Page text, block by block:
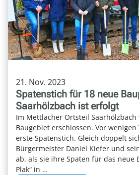
21. Nov. 2023
Spatenstich für 18 neue
Saarhölzbach ist erfolgt
Im Mettlacher Ortsteil
Baugebiet erschlossen. Vor
erste Spatenstich. Gleich doppelt
Bürgermeister Daniel Kiefer und
ab, als sie ihre Spaten für das neue
Plak“ in …